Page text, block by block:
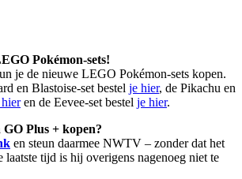
Pokémon-sets!
je de nieuwe LEGO Pokémon-sets kopen.
en Blastoise-set bestel je hier, de Pikachu en
en de Eevee-set bestel je hier.
Plus + kopen?
en steun daarmee NWTV – zonder dat het
laatste tijd is hij overigens nagenoeg niet te